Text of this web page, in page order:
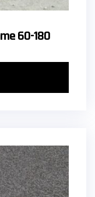
60-180